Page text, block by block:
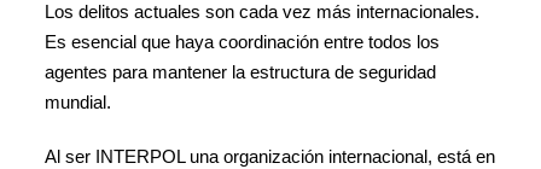
Los delitos actuales son cada vez más internacionales.
Es esencial que haya coordinación entre todos los
agentes para mantener la estructura de seguridad
mundial.
Al ser INTERPOL una organización internacional, está en